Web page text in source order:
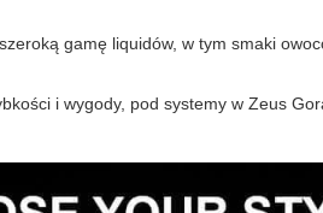
gamę liquidów, w tym smaki
i wygody, pod systemy w Zeus